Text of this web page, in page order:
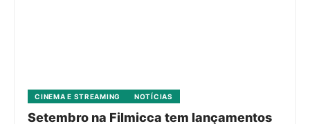
CINEMA E STREAMING NOTÍCIAS
Setembro na Filmicca tem lançamentos